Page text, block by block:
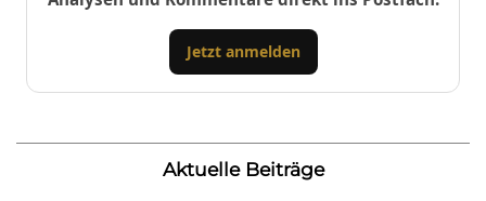
Jetzt anmelden
Aktuelle Beiträge